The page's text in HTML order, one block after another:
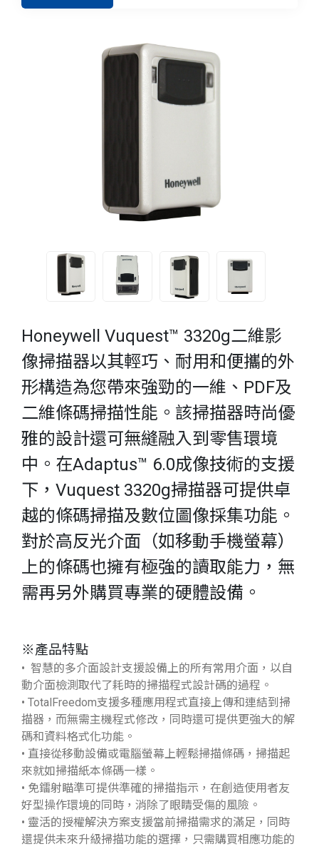
Honeywell Vuquest™ 3320g二維影
像掃描器以其輕巧、耐用和便攜的外
形構造為您帶來強勁的一維、PDF及
二維條碼掃描性能。該掃描器時尚優
雅的設計還可無縫融入到零售環境
中。在Adaptus™ 6.0成像技術的支援
下，Vuquest 3320g掃描器可提供卓
越的條碼掃描及數位圖像採集功能。
對於高反光介面（如移動手機螢幕）
上的條碼也擁有極強的讀取能力，無
需再另外購買專業的硬體設備。
※產品特點
• 智慧的多介面設計支援設備上的所有常用介面，以自
動介面檢測取代了耗時的掃描程式設計碼的過程。
• TotalFreedom支援多種應用程式直接上傳和連結到掃
描器，而無需主機程式修改，同時還可提供更強大的解
碼和資料格式化功能。
• 直接從移動設備或電腦螢幕上輕鬆掃描條碼，掃描起
來就如掃描紙本條碼一樣。
• 免鐳射瞄準可提供準確的掃描指示，在創造使用者友
好型操作環境的同時，消除了眼睛受傷的風險。
• 靈活的授權解決方案支援當前掃描需求的滿足，同時
還提供未來升級掃描功能的選擇，只需購買相應功能的